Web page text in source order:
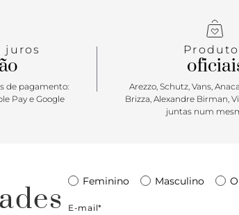
juros
de pagamento:
Pay e Google
Arezzo, Schutz, Vans,
Brizza, Alexandre Birman,
juntas num
Feminino Masculino
E-mail*